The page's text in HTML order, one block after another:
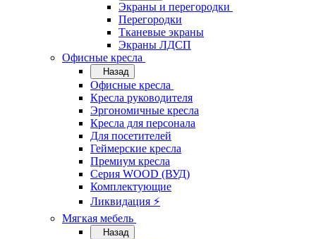
Экраны и перегородки
Перегородки
Тканевые экраны
Экраны ЛДСП
Офисные кресла
Назад
Офисные кресла
Кресла руководителя
Эргономичные кресла
Кресла для персонала
Для посетителей
Геймерские кресла
Премиум кресла
Серия WOOD (ВУД)
Комплектующие
Ликвидация ⚡
Мягкая мебель
Назад